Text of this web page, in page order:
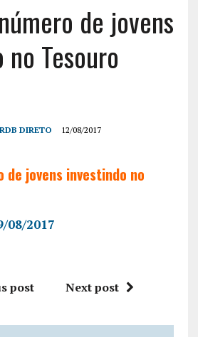
de jovens
Tesouro
DIRETO 12/08/2017
de jovens investindo no
08/2017
post Next post